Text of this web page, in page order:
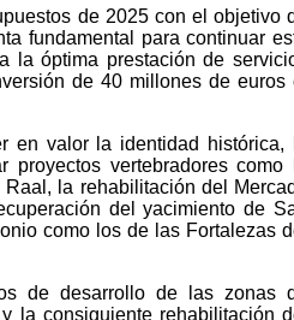
de 2025 con el objetivo
fundamental para continuar
la óptima prestación de
de 40 millones de euros
en valor la identidad histórica,
proyectos vertebradores como
la rehabilitación del
del yacimiento de
como los de las Fortalezas
de desarrollo de las zonas
la consiguiente rehabilitación